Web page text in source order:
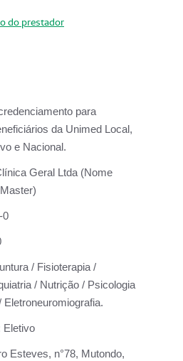
do prestador
para
da Unimed Local,
e Nacional.
Geral Ltda (Nome
0
/ Fisioterapia /
/ Nutrição / Psicologia
Eletivo
Esteves, n°78, Mutondo,